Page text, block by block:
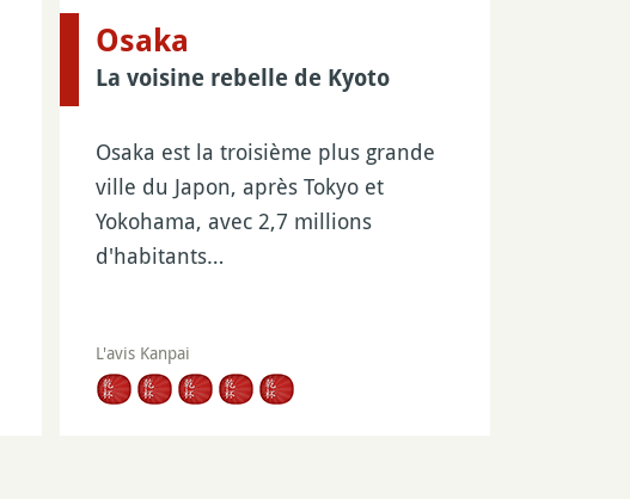
Osaka
La voisine rebelle de Kyoto
Osaka est la troisième plus grande
ville du Japon, après Tokyo et
Yokohama, avec 2,7 millions
d'habitants…
L'avis Kanpai